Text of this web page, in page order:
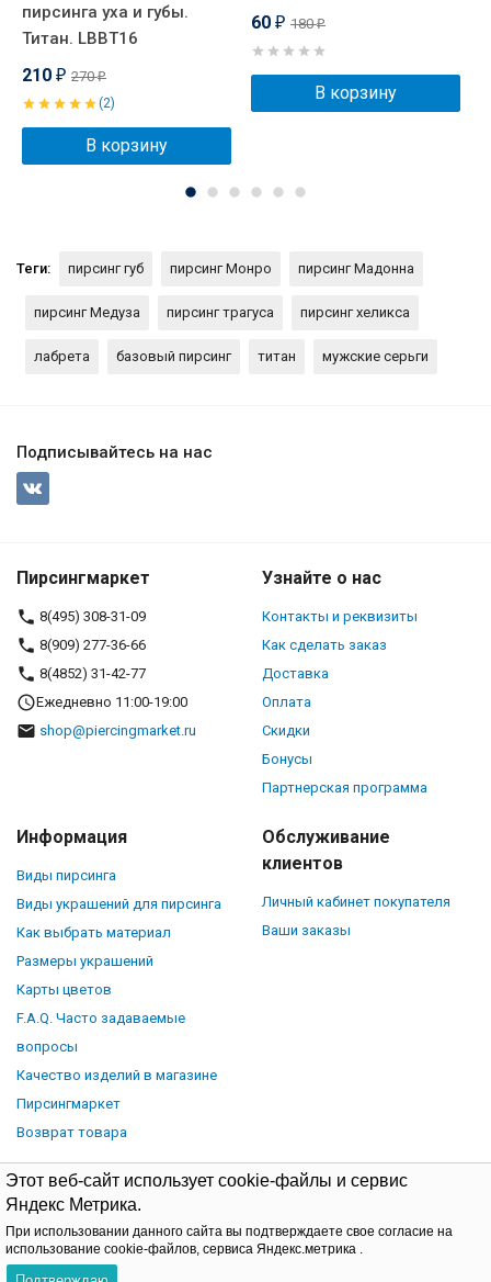
Этот веб-сайт использует cookie-файлы и сервис
Яндекс Метрика.
При использовании данного сайта вы подтверждаете свое согласие на
использование cookie-файлов, сервиса Яндекс.метрика .
пирсинга уха и губы.
Титан. LBBT16
210 ₽ 270₽
(2)
В корзину
60 ₽ 180₽
В корзину
Теги: пирсинг губ пирсинг Монро пирсинг Мадонна
пирсинг Медуза пирсинг трагуса пирсинг хеликса
лабрета базовый пирсинг титан мужские серьги
Подписывайтесь на нас
Пирсингмаркет
8(495) 308-31-09
8(909) 277-36-66
8(4852) 31-42-77
Ежедневно 11:00-19:00
shop@piercingmarket.ru
Узнайте о нас
Контакты и реквизиты
Как сделать заказ
Доставка
Оплата
Скидки
Бонусы
Партнерская программа
Информация
Виды пирсинга
Виды украшений для пирсинга
Как выбрать материал
Размеры украшений
Карты цветов
F.A.Q. Часто задаваемые
вопросы
Качество изделий в магазине
Пирсингмаркет
Возврат товара
Обслуживание
клиентов
Личный кабинет покупателя
Ваши заказы
© Piercingmarket.ru, 2026.Политика обработки персональных
данных
Договор-оферта